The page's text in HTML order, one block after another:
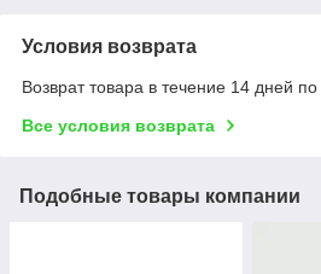
Условия возврата
Возврат товара в течение 14 дней
Все условия возврата
Подобные товары компании